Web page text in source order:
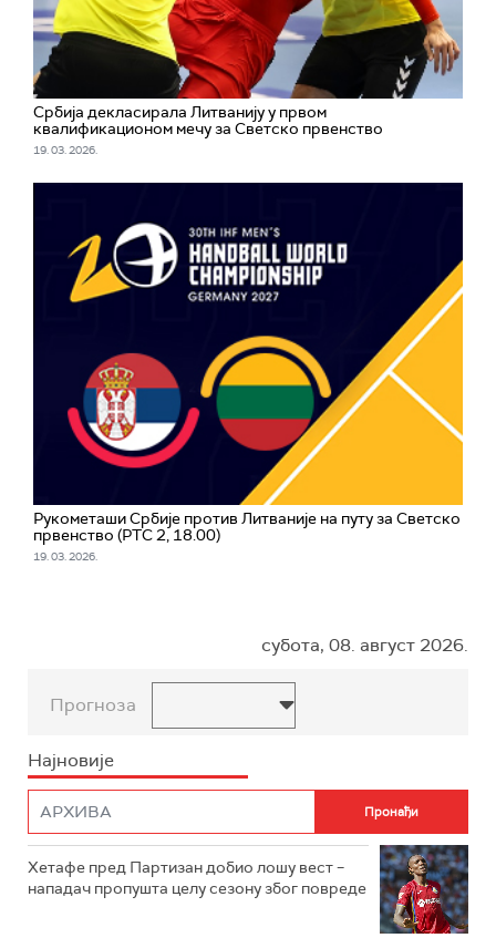
Србија декласирала Литванију у првом
квалификационом мечу за Светско првенство
19. 03. 2026.
Рукометаши Србије против Литваније на путу за Светско
првенство (РТС 2, 18.00)
19. 03. 2026.
субота, 08. август 2026.
Прогноза
Најновије
Хетафе пред Партизан добио лошу вест –
нападач пропушта целу сезону због повреде